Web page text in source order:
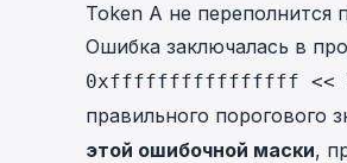
Token A не переполнится
Ошибка заключалась в
0xffffffffffffffff <<
правильного порогового
этой ошибочной маски,